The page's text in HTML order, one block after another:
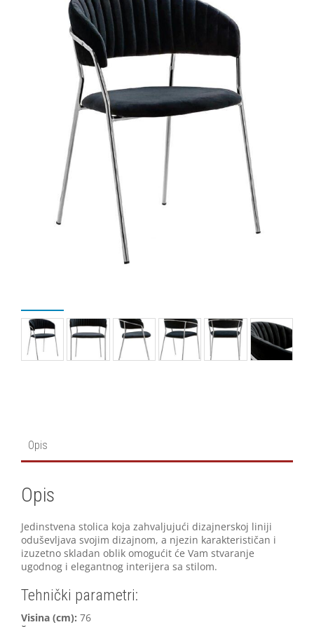
Opis
Opis
Jedinstvena stolica koja zahvaljujući dizajnerskoj liniji
oduševljava svojim dizajnom, a njezin karakterističan i
izuzetno skladan oblik omogućit će Vam stvaranje
ugodnog i elegantnog interijera sa stilom.
Tehnički parametri:
Visina (cm): 76